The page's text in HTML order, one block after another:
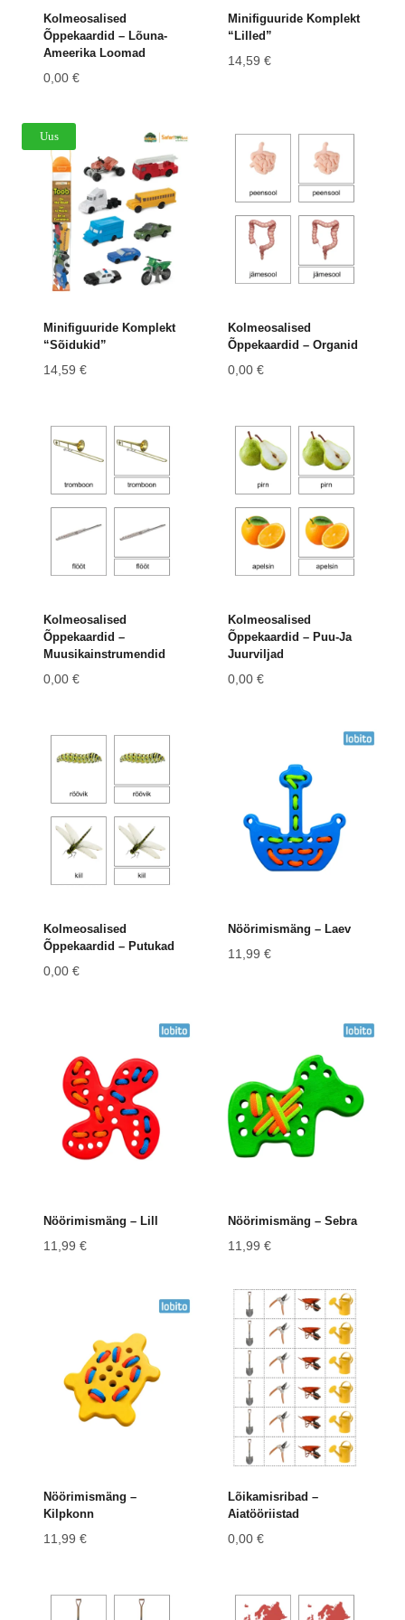
Kolmeosalised
Õppekaardid – Lõuna-
Ameerika Loomad
0,00 €
Minifiguuride Komplekt
“Lilled”
14,59 €
Uus
Minifiguuride Komplekt
“Sõidukid”
14,59 €
Kolmeosalised
Õppekaardid – Organid
0,00 €
Kolmeosalised
Õppekaardid –
Muusikainstrumendid
0,00 €
Kolmeosalised
Õppekaardid – Puu-Ja
Juurviljad
0,00 €
Kolmeosalised
Õppekaardid – Putukad
0,00 €
Nöörimismäng – Laev
11,99 €
Nöörimismäng – Lill
11,99 €
Nöörimismäng – Sebra
11,99 €
Nöörimismäng –
Kilpkonn
11,99 €
Lõikamisribad –
Aiatööriistad
0,00 €